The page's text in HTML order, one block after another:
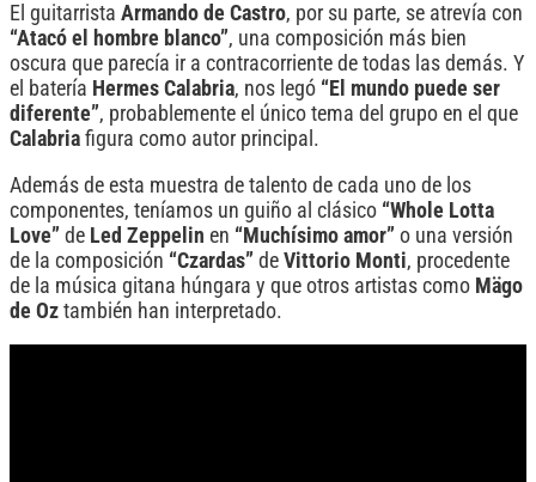
El guitarrista Armando de Castro, por su parte, se atrevía con
“Atacó el hombre blanco”, una composición más bien
oscura que parecía ir a contracorriente de todas las demás. Y
el batería Hermes Calabria, nos legó “El mundo puede ser
diferente”, probablemente el único tema del grupo en el que
Calabria figura como autor principal.
Además de esta muestra de talento de cada uno de los
componentes, teníamos un guiño al clásico “Whole Lotta
Love” de Led Zeppelin en “Muchísimo amor” o una versión
de la composición “Czardas” de Vittorio Monti, procedente
de la música gitana húngara y que otros artistas como Mägo
de Oz también han interpretado.